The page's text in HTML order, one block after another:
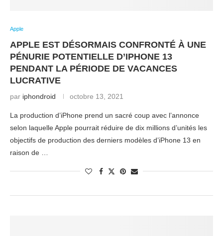
Apple
APPLE EST DÉSORMAIS CONFRONTÉ À UNE
PÉNURIE POTENTIELLE D’IPHONE 13
PENDANT LA PÉRIODE DE VACANCES
LUCRATIVE
par iphondroid octobre 13, 2021
La production d’iPhone prend un sacré coup avec l’annonce
selon laquelle Apple pourrait réduire de dix millions d’unités les
objectifs de production des derniers modèles d’iPhone 13 en
raison de …